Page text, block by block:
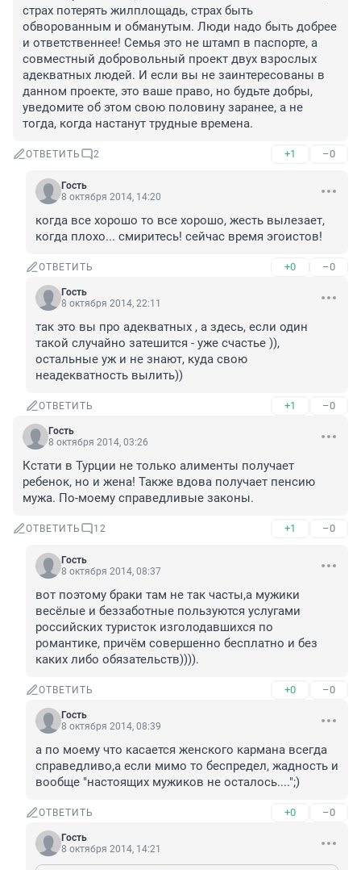
страх потерять жилплощадь, страх быть
обворованным и обманутым. Люди надо быть добрее
и ответственнее! Семья это не штамп в паспорте, а
совместный добровольный проект двух взрослых
адекватных людей. И если вы не заинтересованы в
данном проекте, это ваше право, но будьте добры,
уведомите об этом свою половину заранее, а не
тогда, когда настанут трудные времена.
ОТВЕТИТЬ 2 +1 –0
Гость
8 октября 2014, 14:20
когда все хорошо то все хорошо, жесть вылезает,
когда плохо... смиритесь! сейчас время эгоистов!
ОТВЕТИТЬ +0 –0
Гость
8 октября 2014, 22:11
так это вы про адекватных , а здесь, если один
такой случайно затешится - уже счастье )),
остальные уж и не знают, куда свою
неадекватность вылить))
ОТВЕТИТЬ +1 –0
Гость
8 октября 2014, 03:26
Кстати в Турции не только алименты получает
ребенок, но и жена! Также вдова получает пенсию
мужа. По-моему справедливые законы.
ОТВЕТИТЬ 12 +1 –0
Гость
8 октября 2014, 08:37
вот поэтому браки там не так часты,а мужики
весёлые и беззаботные пользуются услугами
российских туристок изголодавшихся по
романтике, причём совершенно бесплатно и без
каких либо обязательств)))).
ОТВЕТИТЬ +0 –0
Гость
8 октября 2014, 08:39
а по моему что касается женского кармана всегда
справедливо,а если мимо то беспредел, жадность и
вообще "настоящих мужиков не осталось....";)
ОТВЕТИТЬ +0 –0
Гость
8 октября 2014, 14:21